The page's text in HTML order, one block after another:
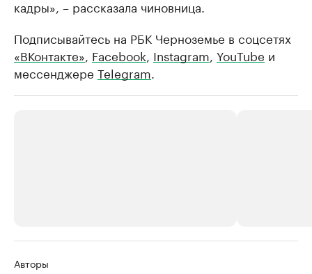
кадры», – рассказала чиновница.
Подписывайтесь на РБК Черноземье в соцсетях
«ВКонтакте», Facebook, Instagram, YouTube и
мессенджере Telegram.
Авторы